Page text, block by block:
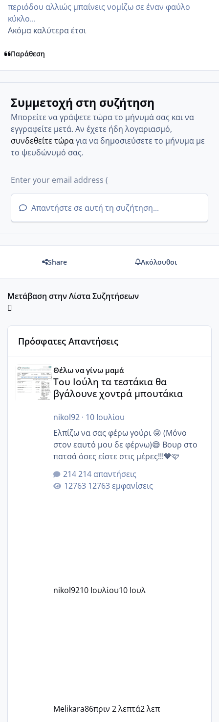
περιόδου αλλιώς μπαίνεις νομίζω σε έναν φαύλο
κύκλο...
Ακόμα καλύτερα έτσι
Παράθεση
Συμμετοχή στη συζήτηση
Μπορείτε να γράψετε τώρα το μήνυμά σας και να
εγγραφείτε μετά. Αν έχετε ήδη λογαριασμό,
συνδεθείτε τώραγια να δημοσιεύσετε το μήνυμα με
το ψευδώνυμό σας.
Απαντήστε σε αυτή τη συζήτηση...
Share Ακόλουθοι
Μετάβαση στην Λίστα Συζητήσεων
Πρόσφατες Απαντήσεις
Θέλω να γίνω μαμά
Του Ιούλη τα τεστάκια θα
βγάλουνε χοντρά μπουτάκια
nikol92· 10 Ιουλίου
Ελπίζω να σας φέρω γούρι 😜 (Μόνο
στον εαυτό μου δε φέρνω)😅 Βουρ στο
πατσά όσες είστε στις μέρες!!!💙🩷
214 απαντήσεις
12763 εμφανίσεις
nikol9210 Ιουλίου10 Ιουλ
Melikara86πριν 2 λεπτά2 λεπ